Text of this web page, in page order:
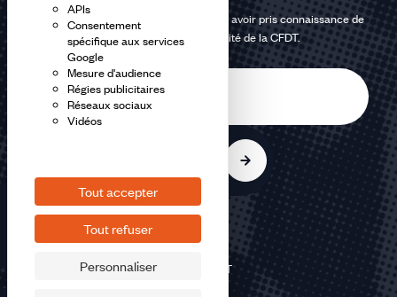
APIs
Consentement
spécifique aux services
Google
Mesure d'audience
Régies publicitaires
Réseaux sociaux
Vidéos
Tout accepter
Tout refuser
Personnaliser
En m'inscrivant à la newsletter, j'affirme avoir pris connaissance de
lapolitique de confidentialité de la CFDT.
©2026 CFDT